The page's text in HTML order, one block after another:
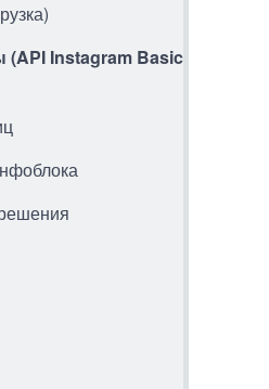
(API Instagram Basic